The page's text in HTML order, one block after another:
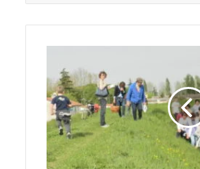
nostre
care
erbe
selvatiche